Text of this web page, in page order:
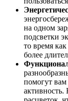
на одном
подсветки
то время
более
помогут